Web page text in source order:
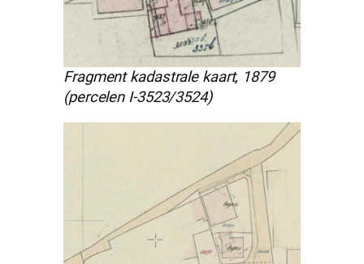
Fragment kadastrale kaart, 1879
(percelen I-3523/3524)